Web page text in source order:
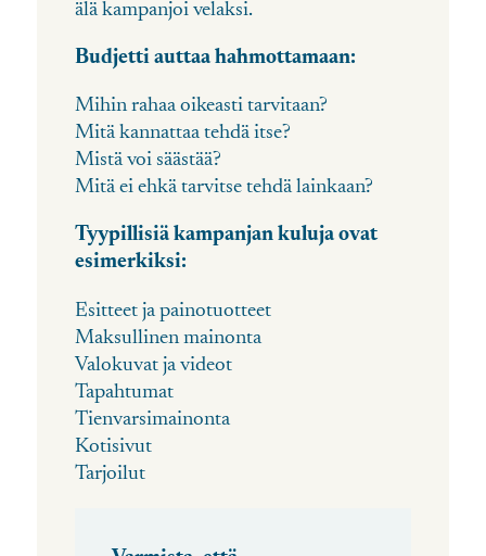
älä kampanjoi velaksi.
Budjetti auttaa hahmottamaan:
Mihin rahaa oikeasti tarvitaan?
Mitä kannattaa tehdä itse?
Mistä voi säästää?
Mitä ei ehkä tarvitse tehdä lainkaan?
Tyypillisiä kampanjan kuluja ovat
esimerkiksi:
Esitteet ja painotuotteet
Maksullinen mainonta
Valokuvat ja videot
Tapahtumat
Tienvarsimainonta
Kotisivut
Tarjoilut